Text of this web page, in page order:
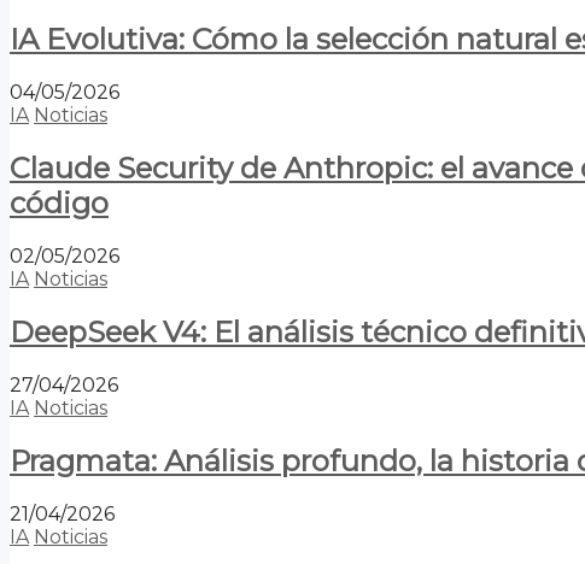
IA Evolutiva: Cómo la selección
04/05/2026
IA Noticias
Claude Security de Anthropic: el
código
02/05/2026
IA Noticias
DeepSeek V4: El análisis técnico
27/04/2026
IA Noticias
Pragmata: Análisis profundo, la
21/04/2026
IA Noticias